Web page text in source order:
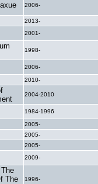
2006-
2013-
2001-
1998-
2006-
2010-
2004-2010
1984-1996
2005-
2005-
2005-
2009-
The
1996-